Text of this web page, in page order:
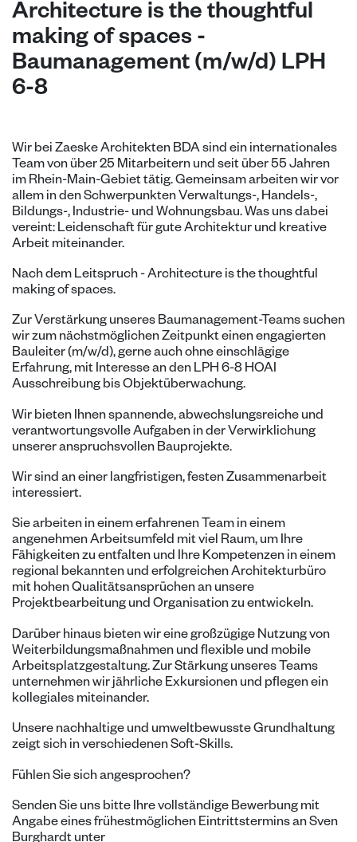
Architecture is the thoughtful
making of spaces -
Baumanagement (m/w/d) LPH
6-8
Wir bei Zaeske Architekten BDA sind ein internationales
Team von über 25 Mitarbeitern und seit über 55 Jahren
im Rhein-Main-Gebiet tätig. Gemeinsam arbeiten wir vor
allem in den Schwerpunkten Verwaltungs-, Handels-,
Bildungs-, Industrie- und Wohnungsbau. Was uns dabei
vereint: Leidenschaft für gute Architektur und kreative
Arbeit miteinander.
Nach dem Leitspruch - Architecture is the thoughtful
making of spaces.
Zur Verstärkung unseres Baumanagement-Teams suchen
wir zum nächstmöglichen Zeitpunkt einen engagierten
Bauleiter (m/w/d), gerne auch ohne einschlägige
Erfahrung, mit Interesse an den LPH 6-8 HOAI
Ausschreibung bis Objektüberwachung.
Wir bieten Ihnen spannende, abwechslungsreiche und
verantwortungsvolle Aufgaben in der Verwirklichung
unserer anspruchsvollen Bauprojekte.
Wir sind an einer langfristigen, festen Zusammenarbeit
interessiert.
Sie arbeiten in einem erfahrenen Team in einem
angenehmen Arbeitsumfeld mit viel Raum, um Ihre
Fähigkeiten zu entfalten und Ihre Kompetenzen in einem
regional bekannten und erfolgreichen Architekturbüro
mit hohen Qualitätsansprüchen an unsere
Projektbearbeitung und Organisation zu entwickeln.
Darüber hinaus bieten wir eine großzügige Nutzung von
Weiterbildungsmaßnahmen und flexible und mobile
Arbeitsplatzgestaltung. Zur Stärkung unseres Teams
unternehmen wir jährliche Exkursionen und pflegen ein
kollegiales miteinander.
Unsere nachhaltige und umweltbewusste Grundhaltung
zeigt sich in verschiedenen Soft-Skills.
Fühlen Sie sich angesprochen?
Senden Sie uns bitte Ihre vollständige Bewerbung mit
Angabe eines frühestmöglichen Eintrittstermins an Sven